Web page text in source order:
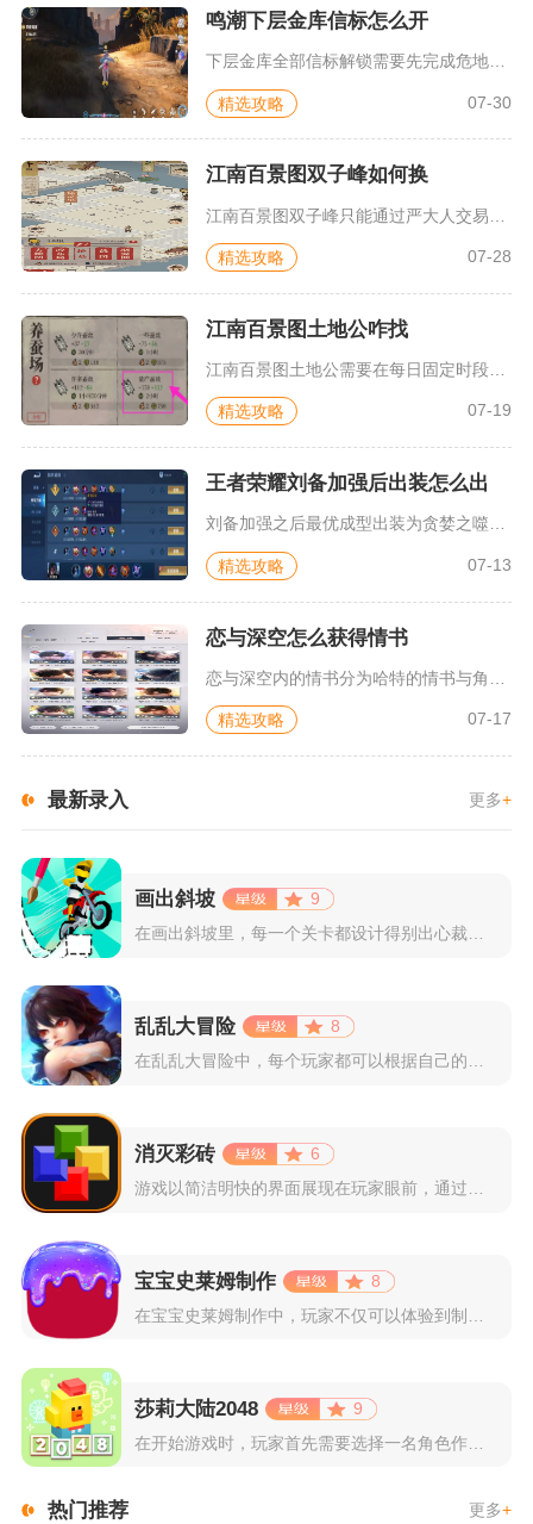
鸣潮下层金库信标怎么开
下层金库全部信标解锁需要先完成危地主线任务解锁区域，再携带蒙...
精选攻略 07-30
江南百景图双子峰如何换
精选攻略 07-28
江南百景图土地公咋找
江南百景图土地公需要在每日固定时段通过驿站探险入口，跟随系统...
精选攻略 07-19
王者荣耀刘备加强后出装怎么出
刘备加强之后最优成型出装为贪婪之噬、急速战靴、暗影战斧、宗师...
精选攻略 07-13
恋与深空怎么获得情书
精选攻略 07-17
最新录入 更多+
画出斜坡
9
乱乱大冒险
8
消灭彩砖
6
宝宝史莱姆制作
8
莎莉大陆2048
9
热门推荐 更多+